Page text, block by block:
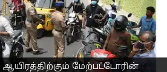
ஆயிரத்திற்கும் மேற்பட்டோரின்
- ஆர்.டி.ஓக்கு